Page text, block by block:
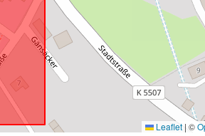
Leaflet | ©